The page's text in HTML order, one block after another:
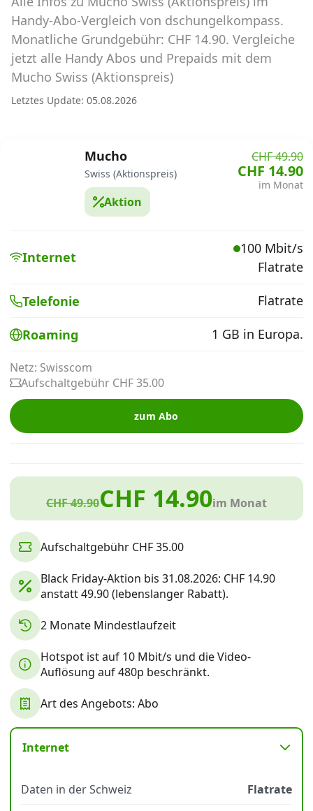
Abos für Tablets, Hotspots und Smart
Watches
Tarifrechner Handy-Abo
Der gute alte Tarifrechner im neuen Design
Alle Anbieter
Mobilfunknetz Schweiz
Roaming-Tarife abfragen
Internet, TV, Telefon
Kombi-Angebote
Aktionen
News
Forum
Über uns
Datenschutz· AGB ·Impressum
Handy-Abo-Vergleich von dschungelkompass.
Monatliche Grundgebühr: CHF 14.90. Vergleiche
jetzt alle Handy Abos und Prepaids mit dem
Mucho Swiss (Aktionspreis)
Letztes Update: 05.08.2026
Mucho
Swiss (Aktionspreis)
Aktion
CHF 49.90
CHF 14.90
im Monat
Internet
100 Mbit/s
Flatrate
Telefonie Flatrate
Roaming 1 GB in Europa.
Netz: Swisscom
Aufschaltgebühr CHF 35.00
zum Abo
CHF 49.90CHF 14.90im Monat
Aufschaltgebühr CHF 35.00
Black Friday-Aktion bis 31.08.2026: CHF 14.90
anstatt 49.90 (lebenslanger Rabatt).
2 Monate Mindestlaufzeit
Hotspot ist auf 10 Mbit/s und die Video-
Auflösung auf 480p beschränkt.
Art des Angebots: Abo
Internet
Daten in der Schweiz
Flatrate